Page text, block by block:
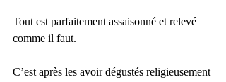
Tout est parfaitement assaisonné et relevé
comme il faut.
C’est après les avoir dégustés religieusement